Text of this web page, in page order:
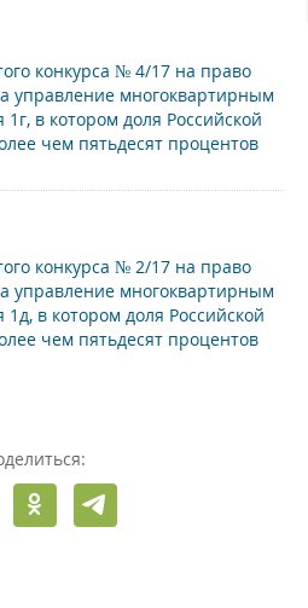
конкурса № 4/17 на право
управление многоквартирным
в котором доля Российской
чем пятьдесят процентов
конкурса № 2/17 на право
управление многоквартирным
в котором доля Российской
чем пятьдесят процентов